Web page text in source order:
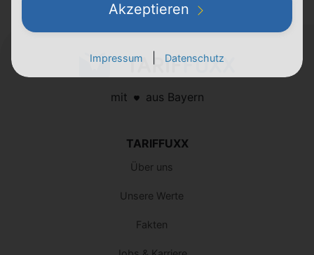
mit aus Bayern
TARIFFUXX
Über uns
Unsere Werte
Fakten
Akzeptieren
Impressum Datenschutz